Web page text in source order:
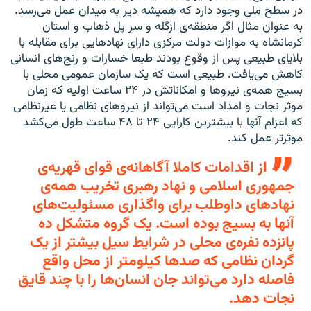
در سطح ملی وجود دارد که همیشه دیر به میدان عمل می‌رسد.
به عنوان مثال اگر منطقه‌ی ازگله و سر پل ذهاب و استان
کرمانشاه به موازات دولت مرکزی دارای نهادهایی برای مقابله با
بلایای طبیعی پس از وقوع بودند طبعا خسارات و رنج‌های انسانی
کاهش می‌یافت. طبیعی است که یک سازمان عمومی محلی با
بسیج همه‌ی نیروها و امکاناتش در ۲۴ ساعت اولیه که زمان
موثر نجات و امداد است می‌تواند از نیروهای نظامی یا غیرنظامی
که اعزام آنها با بیشترین کارایی ۲۴ تا ۴۸ ساعت طول می‌کشد
موثرتر عمل کند.
از اقدامات کاملا آگاهانه‌ی قوای قهریه‌ی
جمهوری اسلامی و نهاد رهبری تخریب همه‌ی
نهادهای داوطلب برای واگذاری مسئولیت‌های
آنها به بسیج بوده است. یک گروه متشکل ده
پانزده نفره‌ی محلی در شرایط سیل بیشتر از یک
گردان نظامی که صدها کیلومتر از محل واقع
فاصله دارد می‌تواند جان انسان‌ها را با چند قایق
نجات دهد.